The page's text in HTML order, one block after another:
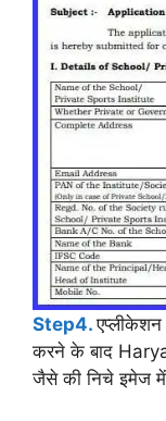
Step4.एप्लीकेशन
करने के बाद
जैसे की निचे इमेज में